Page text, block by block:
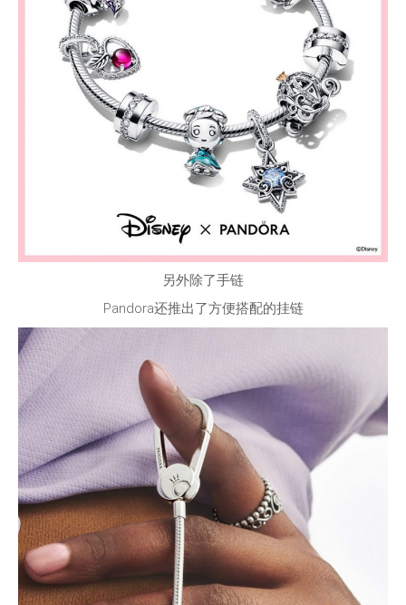
另外除了手链
Pandora还推出了方便搭配的挂链